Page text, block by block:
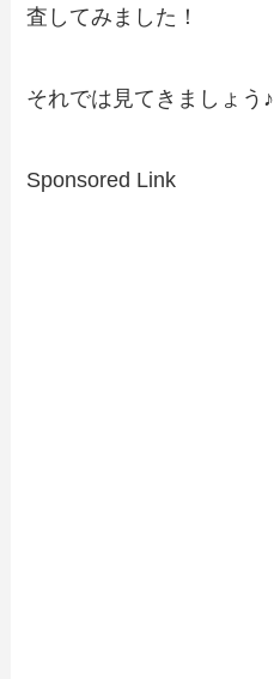
査してみました！
それでは見てきましょう♪
Sponsored Link